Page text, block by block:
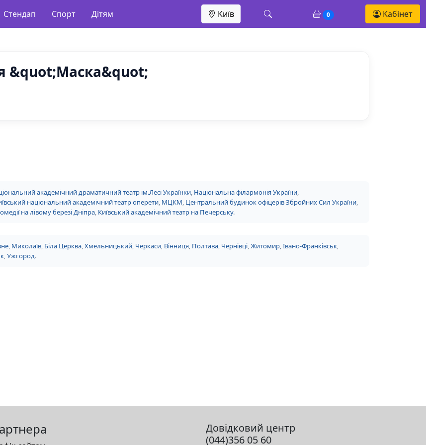
Стендап Спорт Дітям Київ 0 Кабінет
&quot;Маска&quot;
академічний драматичний театр ім.Лесі Українки, Національна філармонія України,
національний академічний театр оперети, МЦКМ, Центральний будинок офіцерів Збройних Сил України,
на лівому березі Дніпра, Київський академічний театр на Печерську.
, Миколаїв, Біла Церква,Хмельницький, Черкаси, Вінниця, Полтава, Чернівці,Житомир,Івано-Франківськ,
,Ужгород.
Довідковий центр
(044)356 05 60